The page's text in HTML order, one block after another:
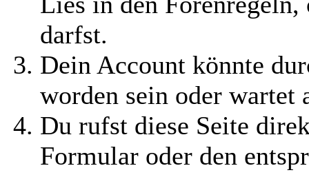
darfst.
Dein Account könnte
worden sein oder
Du rufst diese Seite
Formular oder den